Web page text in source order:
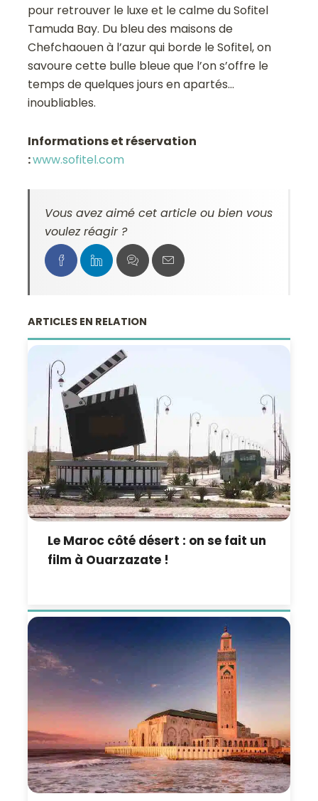
pour retrouver le luxe et le calme du Sofitel
Tamuda Bay. Du bleu des maisons de
Chefchaouen à l’azur qui borde le Sofitel, on
savoure cette bulle bleue que l’on s’offre le
temps de quelques jours en apartés…
inoubliables.
Informations et réservation
:www.sofitel.com
Vous avez aimé cet article ou bien vous
voulez réagir ?
ARTICLES EN RELATION
Le Maroc côté désert : on se fait un
film à Ouarzazate !